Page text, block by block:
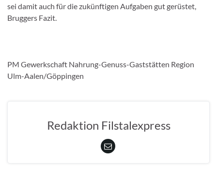
sei damit auch für die zukünftigen Aufgaben gut gerüstet,
Bruggers Fazit.
PM Gewerkschaft Nahrung-Genuss-Gaststätten Region
Ulm-Aalen/Göppingen
Redaktion Filstalexpress